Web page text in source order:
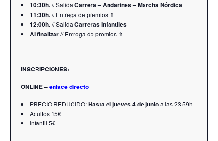
10:30h.// Salida Carrera – Andarines – Marcha Nórdica
11:30h.// Entrega de premios ⇑
12:00h.// Salida Carreras Infantiles
Al finalizar// Entrega de premios ⇑
INSCRIPCIONES:
ONLINE –enlace directo
PRECIO REDUCIDO:Hasta el jueves 4 de junioa las 23:59h.
Adultos 15€
Infantil 5€